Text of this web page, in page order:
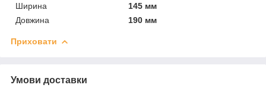
Ширина
145 мм
Довжина
190 мм
Приховати
Умови доставки